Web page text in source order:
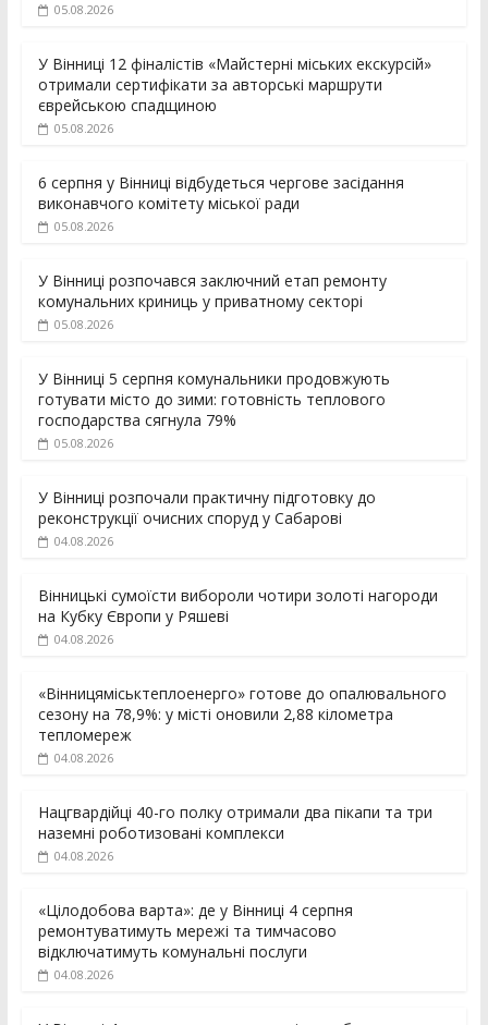
05.08.2026
У Вінниці 12 фіналістів «Майстерні міських екскурсій»
отримали сертифікати за авторські маршрути
єврейською спадщиною
05.08.2026
6 серпня у Вінниці відбудеться чергове засідання
виконавчого комітету міської ради
05.08.2026
У Вінниці розпочався заключний етап ремонту
комунальних криниць у приватному секторі
05.08.2026
У Вінниці 5 серпня комунальники продовжують
готувати місто до зими: готовність теплового
господарства сягнула 79%
05.08.2026
У Вінниці розпочали практичну підготовку до
реконструкції очисних споруд у Сабарові
04.08.2026
Вінницькі сумоїсти вибороли чотири золоті нагороди
на Кубку Європи у Ряшеві
04.08.2026
«Вінницяміськтеплоенерго» готове до опалювального
сезону на 78,9%: у місті оновили 2,88 кілометра
тепломереж
04.08.2026
Нацгвардійці 40-го полку отримали два пікапи та три
наземні роботизовані комплекси
04.08.2026
«Цілодобова варта»: де у Вінниці 4 серпня
ремонтуватимуть мережі та тимчасово
відключатимуть комунальні послуги
04.08.2026